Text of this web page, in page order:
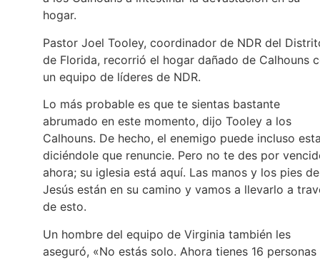
hogar.
Pastor Joel Tooley, coordinador de NDR del
de Florida, recorrió el hogar dañado de Calhouns
un equipo de líderes de NDR.
Lo más probable es que te sientas bastante
abrumado en este momento, dijo Tooley a los
Calhouns. De hecho, el enemigo puede incluso
diciéndole que renuncie. Pero no te des por
ahora; su iglesia está aquí. Las manos y los pies de
Jesús están en su camino y vamos a llevarlo a
de esto.
Un hombre del equipo de Virginia también les
aseguró, «No estás solo. Ahora tienes 16 personas